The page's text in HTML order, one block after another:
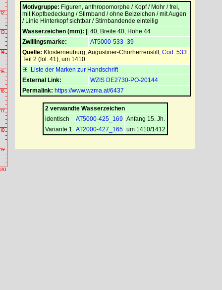
Motivgruppe: Figuren, anthropomorphe / Kopf / Mohr / frei,
mit Kopfbedeckung / Stirnband / ohne Beizeichen / mit Augen
/ Linie Hinterkopf sichtbar / Stirnbandende einteilig
Wasserzeichen (mm): || 40, Breite 40, Höhe 44
Zwillingsmarke:
AT5000-533_39
Quelle: Klosterneuburg, Augustiner-Chorherrenstift, Cod. 533
Teil 2 (fol. 41), um 1410
Liste der Marken zur Handschrift
External Link:
WZIS DE2730-PO-20144
Permalink: https://www.wzma.at/6437
2 verwandte Wasserzeichen
identisch
AT5000-425_169 Anfang 15. Jh.
Variante 1 AT2000-427_165 um 1410/1412